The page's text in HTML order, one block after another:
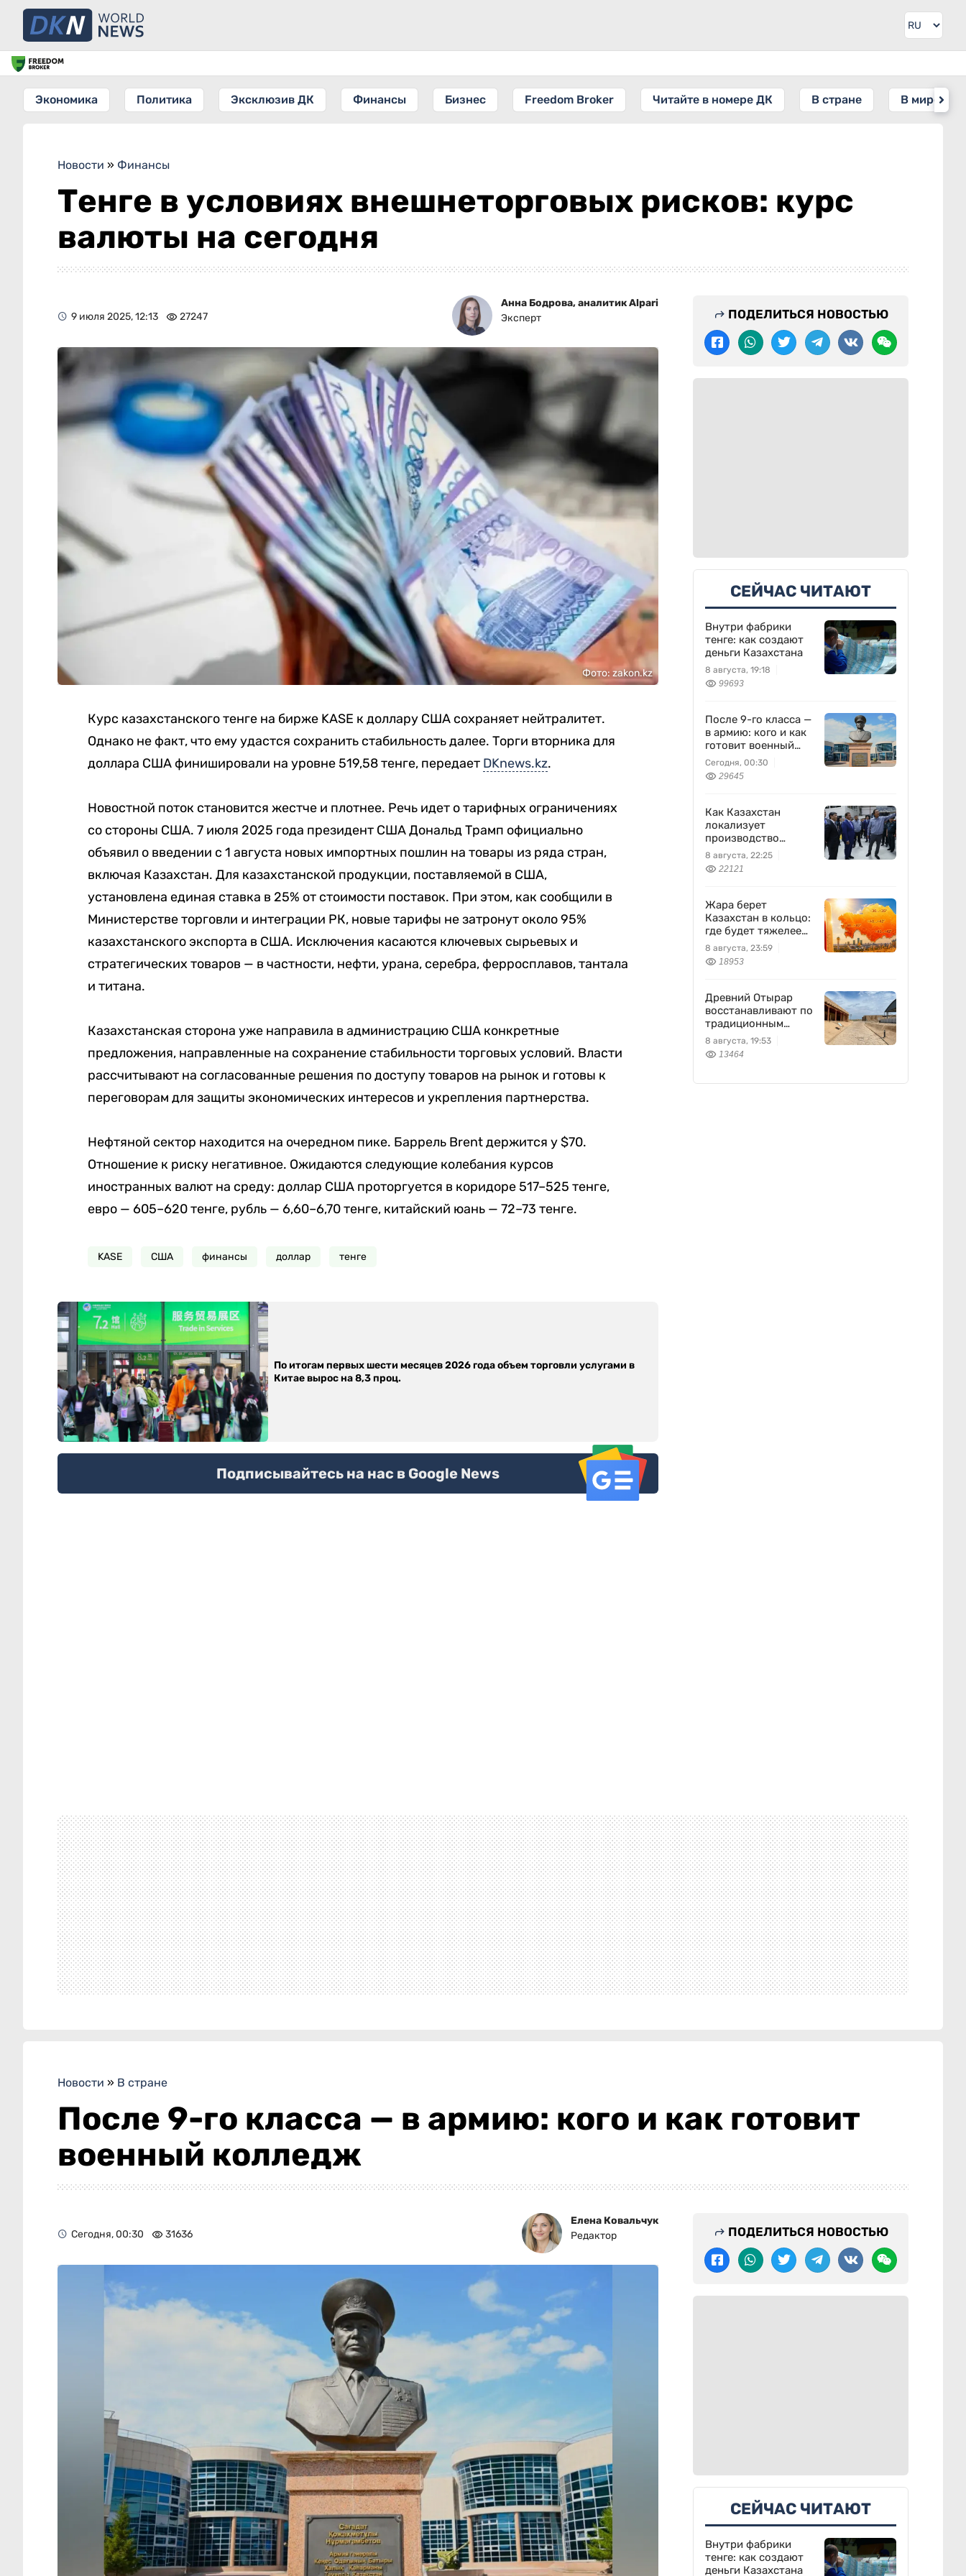
Экономика Политика Эксклюзив ДК Финансы Бизнес Freedom Broker Читайте в номере ДК В стране В мире
Новости » Финансы
Тенге в условиях внешнеторговых рисков: курс
валюты на сегодня
9 июля 2025, 12:13 27247
Анна Бодрова, аналитик Alpari
Эксперт
Фото: zakon.kz
Курс казахстанского тенге на бирже KASE к доллару США сохраняет нейтралитет.
Однако не факт, что ему удастся сохранить стабильность далее. Торги вторника для
доллара США финишировали на уровне 519,58 тенге, передает DKnews.kz.
Новостной поток становится жестче и плотнее. Речь идет о тарифных ограничениях
со стороны США. 7 июля 2025 года президент США Дональд Трамп официально
объявил о введении с 1 августа новых импортных пошлин на товары из ряда стран,
включая Казахстан. Для казахстанской продукции, поставляемой в США,
установлена единая ставка в 25% от стоимости поставок. При этом, как сообщили в
Министерстве торговли и интеграции РК, новые тарифы не затронут около 95%
казахстанского экспорта в США. Исключения касаются ключевых сырьевых и
стратегических товаров — в частности, нефти, урана, серебра, ферросплавов, тантала
и титана.
Казахстанская сторона уже направила в администрацию США конкретные
предложения, направленные на сохранение стабильности торговых условий. Власти
рассчитывают на согласованные решения по доступу товаров на рынок и готовы к
переговорам для защиты экономических интересов и укрепления партнерства.
Нефтяной сектор находится на очередном пике. Баррель Brent держится у $70.
Отношение к риску негативное. Ожидаются следующие колебания курсов
иностранных валют на среду: доллар США проторгуется в коридоре 517–525 тенге,
евро — 605–620 тенге, рубль — 6,60–6,70 тенге, китайский юань — 72–73 тенге.
KASE США финансы доллар тенге
По итогам первых шести месяцев 2026 года объем торговли услугами в
Китае вырос на 8,3 проц.
Подписывайтесь на нас в Google News
ПОДЕЛИТЬСЯ НОВОСТЬЮ
СЕЙЧАС ЧИТАЮТ
Внутри фабрики
тенге: как создают
деньги Казахстана
8 августа, 19:18
99693
После 9-го класса —
в армию: кого и как
готовит военный
колледж
Сегодня, 00:30
29645
Как Казахстан
локализует
производство
оборонной техники
8 августа, 22:25
22121
Жара берет
Казахстан в кольцо:
где будет тяжелее
всего 9 августа
8 августа, 23:59
18953
Древний Отырар
восстанавливают по
традиционным
технологиям
8 августа, 19:53
13464
Новости » В стране
После 9-го класса — в армию: кого и как готовит
военный колледж
Сегодня, 00:30 31636
Елена Ковальчук
Редактор
ПОДЕЛИТЬСЯ НОВОСТЬЮ
СЕЙЧАС ЧИТАЮТ
Внутри фабрики
тенге: как создают
деньги Казахстана